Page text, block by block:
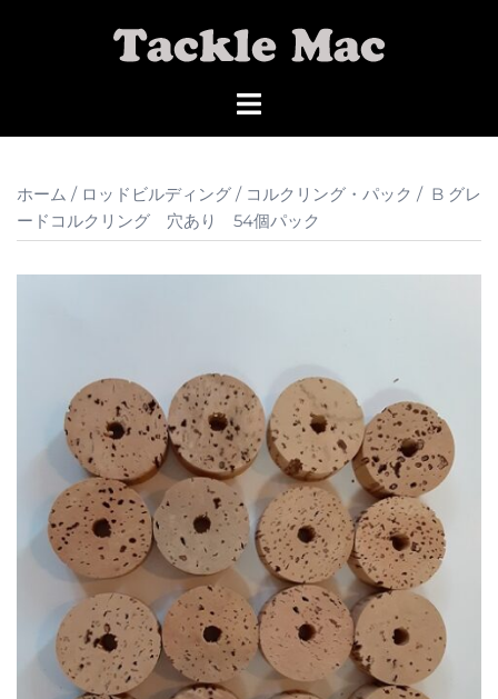
ホーム / ロッドビルディング / コルクリング・パック / B グレ
ードコルクリング 穴あり 54個パック